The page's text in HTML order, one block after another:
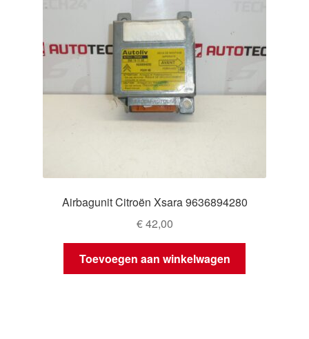
Airbagunit Citroën Xsara 9636894280
€42,00
Toevoegen aan winkelwagen